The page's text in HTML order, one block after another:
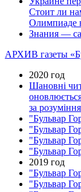
Стоит ли
Олимпиаде
Знания —
АРХИВ газеты
2020 год
Шановні
за
"Бульвар
"Бульвар
"Бульвар
"Бульвар
2019 год
"Бульвар
"Бульвар